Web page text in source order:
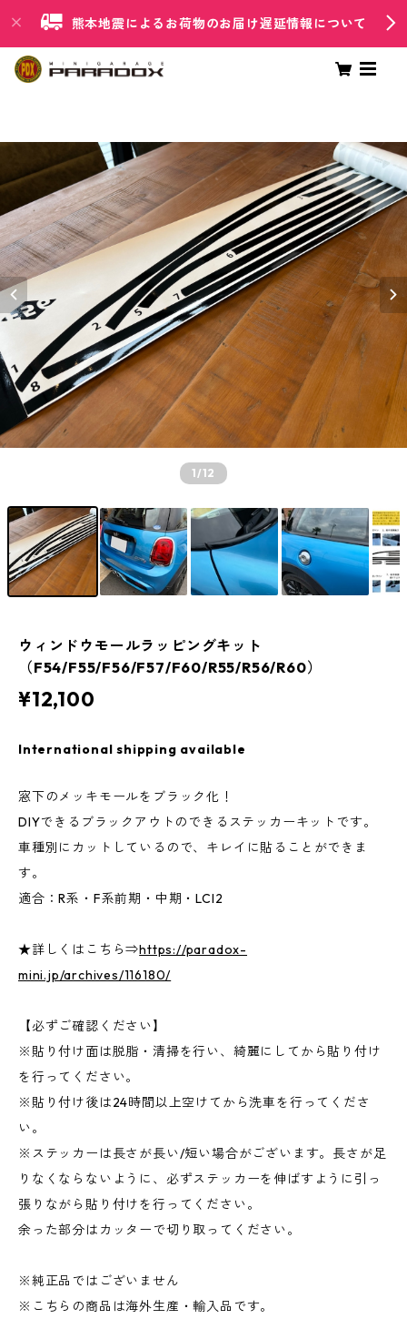
熊本地震によるお荷物のお届け遅延情報について
1/12
ウィンドウモールラッピングキット
（F54/F55/F56/F57/F60/R55/R56/R60）
¥12,100
International shipping available
窓下のメッキモールをブラック化！
DIYできるブラックアウトのできるステッカーキットです。
車種別にカットしているので、キレイに貼ることができま
す。
適合：R系・F系前期・中期・LCI2
★詳しくはこちら⇒https://paradox-
mini.jp/archives/116180/
【必ずご確認ください】
※貼り付け面は脱脂・清掃を行い、綺麗にしてから貼り付け
を行ってください。
※貼り付け後は24時間以上空けてから洗車を行ってくださ
い。
※ステッカーは長さが長い/短い場合がございます。長さが足
りなくならないように、必ずステッカーを伸ばすように引っ
張りながら貼り付けを行ってください。
余った部分はカッターで切り取ってください。
※純正品ではございません
※こちらの商品は海外生産・輸入品です。